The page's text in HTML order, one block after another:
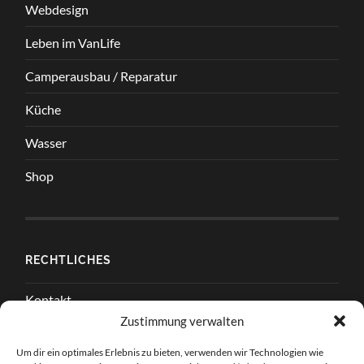
Zustimmung verwalten
Um dir ein optimales Erlebnis zu bieten, verwenden wir Technologien wie
Webdesign
Leben im VanLife
Camperausbau / Reparatur
Küche
Wasser
Shop
RECHTLICHES
Kontakt